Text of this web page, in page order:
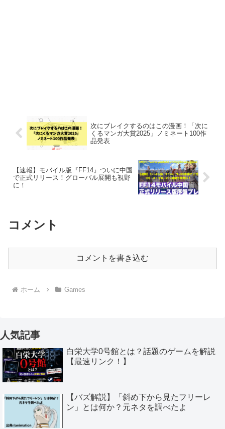
次にブレイクするのはこの漫画！「次に
くるマンガ大賞2025」ノミネート100作
品発表
【速報】モバイル版『FF14』ついに中国
で正式リリース！グローバル展開も視野
に！
コメント
コメントを書き込む
ホーム Games
人気記事
白栄大学0号館とは？話題のゲームを解説
【最速リンク！】
【バズ解説】「斜め下から見たフリーレ
ン」とは何か？元ネタを調べたよ